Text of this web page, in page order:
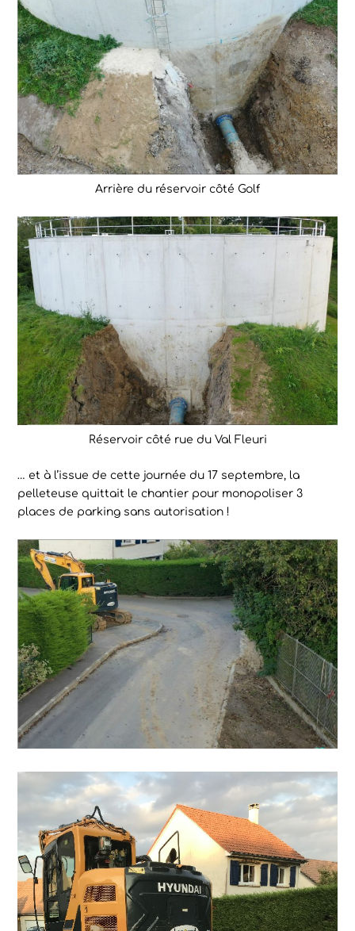
Arrière du réservoir côté Golf
Réservoir côté rue du Val Fleuri
… et à l’issue de cette journée du 17 septembre, la
pelleteuse quittait le chantier pour monopoliser 3
places de parking sans autorisation !